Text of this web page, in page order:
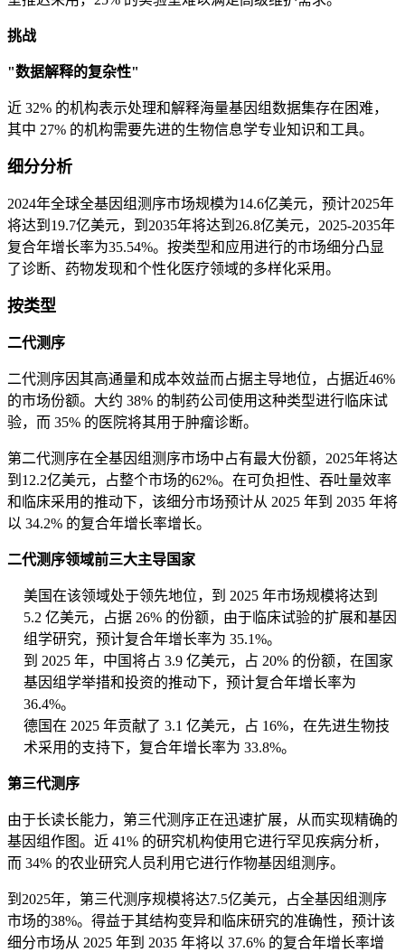
挑战
"数据解释的复杂性"
近 32% 的机构表示处理和解释海量基因组数据集存在困难，
其中 27% 的机构需要先进的生物信息学专业知识和工具。
细分分析
2024年全球全基因组测序市场规模为14.6亿美元，预计2025年
将达到19.7亿美元，到2035年将达到26.8亿美元，2025-2035年
复合年增长率为35.54%。按类型和应用进行的市场细分凸显
了诊断、药物发现和个性化医疗领域的多样化采用。
按类型
二代测序
二代测序因其高通量和成本效益而占据主导地位，占据近46%
的市场份额。大约 38% 的制药公司使用这种类型进行临床试
验，而 35% 的医院将其用于肿瘤诊断。
第二代测序在全基因组测序市场中占有最大份额，2025年将达
到12.2亿美元，占整个市场的62%。在可负担性、吞吐量效率
和临床采用的推动下，该细分市场预计从 2025 年到 2035 年将
以 34.2% 的复合年增长率增长。
二代测序领域前三大主导国家
美国在该领域处于领先地位，到 2025 年市场规模将达到
5.2 亿美元，占据 26% 的份额，由于临床试验的扩展和基因
组学研究，预计复​​合年增长率为 35.1%。
到 2025 年，中国将占 3.9 亿美元，占 20% 的份额，在国家
基因组学举措和投资的推动下，预计复合年增长率为
36.4%。
德国在 2025 年贡献了 3.1 亿美元，占 16%，在先进生物技
术采用的支持下，复合年增长率为 33.8%。
第三代测序
由于长读长能力，第三代测序正在迅速扩展，从而实现精确的
基因组作图。近 41% 的研究机构使用它进行罕见疾病分析，
而 34% 的农业研究人员利用它进行作物基因组测序。
到2025年，第三代测序规模将达7.5亿美元，占全基因组测序
市场的38%。得益于其结构变异和临床研究的准确性，预计该
细分市场从 2025 年到 2035 年将以 37.6% 的复合年增长率增